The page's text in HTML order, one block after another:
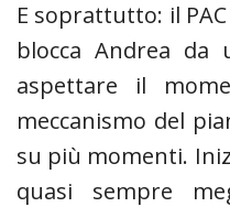
E soprattutto: il
blocca Andrea da
aspettare il
meccanismo del
su più momenti.
quasi sempre